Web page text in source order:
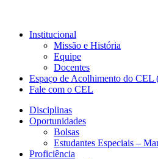
Institucional
Missão e História
Equipe
Docentes
Espaço de Acolhimento do
Fale com o CEL
Disciplinas
Oportunidades
Bolsas
Estudantes Especiais –
Proficiência